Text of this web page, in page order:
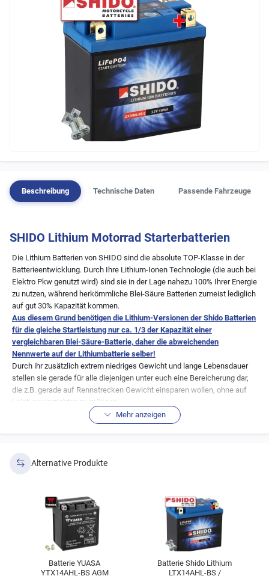
Beschreibung Technische Daten Passende Fahrzeuge
SHIDO Lithium Motorrad Starterbatterien
Die Lithium Batterien von SHIDO sind die absolute TOP-Klasse in der
Batterieentwicklung. Durch Ihre Lithium-Ionen Technologie (die auch bei
Elektro Pkw genutzt wird) sind sie in der Lage nahezu 100% Ihrer Energie
zu nutzen, während herkömmliche Blei-Säure Batterien zumeist lediglich
auf gut 30% Kapazität kommen.
Aus diesem Grund benötigen die Lithium-Versionen der Shido Batterien
für die gleiche Startleistung nur ca. 1/3 der Kapazität einer
vergleichbaren Blei-Säure-Batterie, daher die abweichenden
Nennwerte auf der Lithiumbatterie selber!
Durch ihr zusätzlich extrem niedriges Gewicht und lange Lebensdauer
stellen sie gerade für alle diejenigen unter euch eine Bereicherung dar,
die z.B. gerade auf Rennstrecken Gewicht einsparen wollen, ohne auf
Leistung verzichten zu müssen.
Natürlich ist diese Batterie auch für jeden Motorradfahrer zu gebrauchen.
unternommen oder es sind ggf. Pausen mit eingeschalteter Zündung zu
überbrücken. Hier kommt die Power der Batterie auch genau richtig zum
: Die Batterie verliert ihre Power bei extrem niedrigen Temperaturen!
Bedeutet, geht die Temperatur dauerhaft unter 10 Grad Celsius, so sollte
eine normale Bleibatterie verwendet werden. Doch wir denken das dies
auch nur bei wenigen Fahrern der Fall sein wird. Die Ganzjahresfahrer
sollten daher ggf. zwei Sorten Batterien zur Hand haben.
Hier ein Auszug der besonderen Eigenschaften von
Mehr anzeigen
Alternative Produkte
Batterie YUASA
YTX14AHL-BS AGM
Batterie Shido Lithium
LTX14AHL-BS /